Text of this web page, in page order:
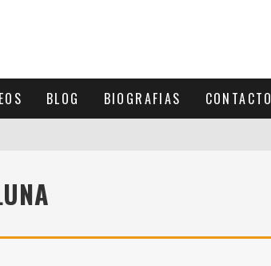
BLOG BIOGRAFIAS CONTACTO